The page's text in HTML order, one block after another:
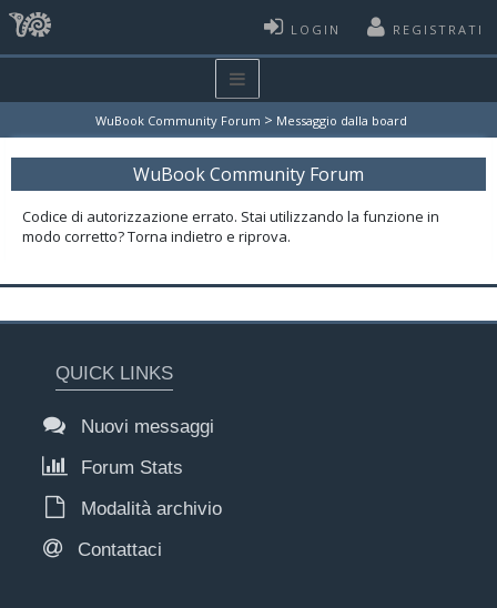
LOGIN REGISTRATI
WuBook Community Forum > Messaggio dalla board
WuBook Community Forum
Codice di autorizzazione errato. Stai utilizzando la funzione in
modo corretto? Torna indietro e riprova.
QUICK LINKS
Nuovi messaggi
Forum Stats
Modalità archivio
Contattaci